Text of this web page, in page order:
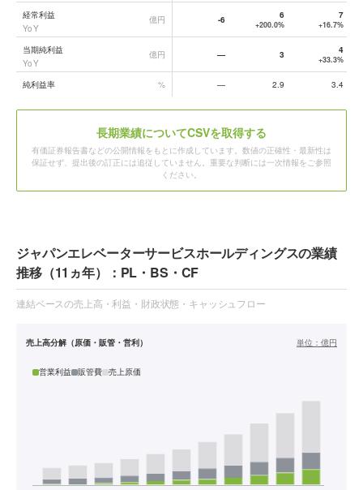
経常利益
YoY
億円 -6 6
+200.0%
7
+16.7%
当期純利益
YoY
億円 — 3 4
+33.3%
純利益率 % — 2.9 3.4
長期業績についてCSVを取得する
有価証券報告書などの公開情報をもとに作成しています。数値の正確性・最新性は
保証せず、提出後の訂正には追従していません。重要な判断には一次情報をご参照
ください。
ジャパンエレベーターサービスホールディングスの業績
推移（11ヵ年）：PL・BS・CF
連結ベースの売上高・利益・財政状態・キャッシュフロー
売上高分解（原価・販管・営利） 単位： 億円
営業利益 販管費 売上原価